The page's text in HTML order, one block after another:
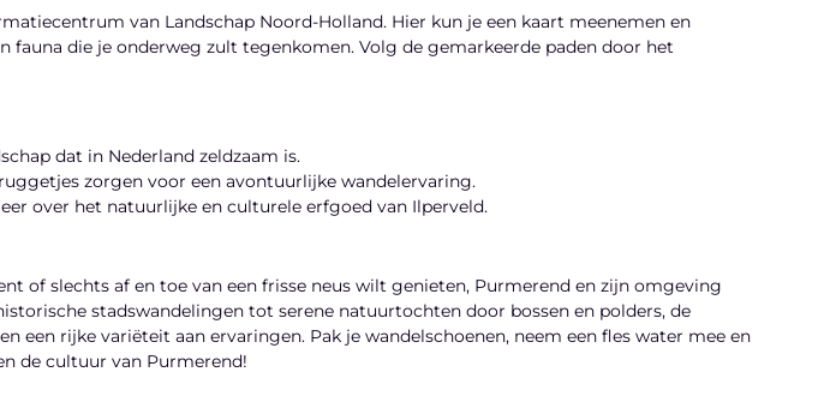
van Landschap Noord-Holland. Hier kun je een kaart meenemen en
fauna die je onderweg zult tegenkomen. Volg de gemarkeerde paden door het
dat in Nederland zeldzaam is.
zorgen voor een avontuurlijke wandelervaring.
over het natuurlijke en culturele erfgoed van Ilperveld.
of slechts af en toe van een frisse neus wilt genieten, Purmerend en zijn omgeving
stadswandelingen tot serene natuurtochten door bossen en polders, de
een rijke variëteit aan ervaringen. Pak je wandelschoenen, neem een fles water mee en
de cultuur van Purmerend!